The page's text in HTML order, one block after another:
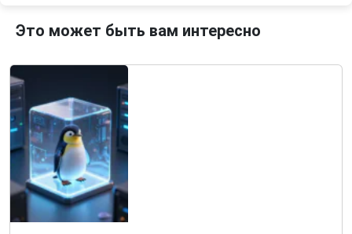
Это может быть вам интересно